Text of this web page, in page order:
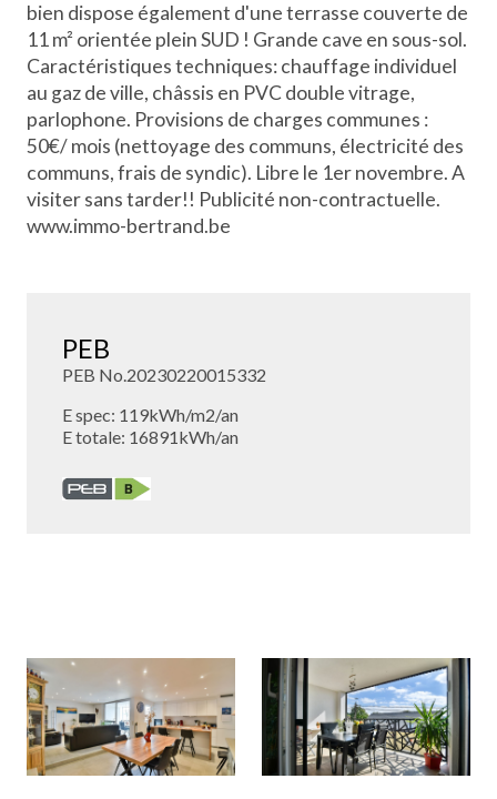
bien dispose également d'une terrasse couverte de
11 m² orientée plein SUD ! Grande cave en sous-sol.
Caractéristiques techniques: chauffage individuel
au gaz de ville, châssis en PVC double vitrage,
parlophone. Provisions de charges communes :
50€/ mois (nettoyage des communs, électricité des
communs, frais de syndic). Libre le 1er novembre. A
visiter sans tarder!! Publicité non-contractuelle.
www.immo-bertrand.be
PEB
PEB No.20230220015332
E spec: 119kWh/m2/an
E totale: 16891kWh/an